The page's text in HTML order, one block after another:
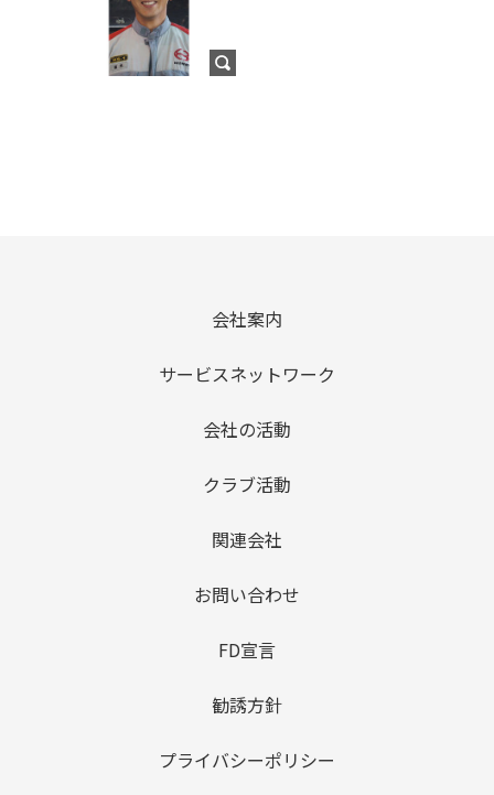
会社案内
サービスネットワーク
会社の活動
クラブ活動
関連会社
お問い合わせ
FD宣言
勧誘方針
プライバシーポリシー